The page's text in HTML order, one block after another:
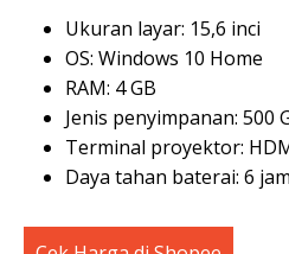
Ukuran layar: 15,6 inci
OS: Windows 10 Home
RAM: 4 GB
Jenis penyimpanan: 500
Terminal proyektor:
Daya tahan baterai: 6 jam